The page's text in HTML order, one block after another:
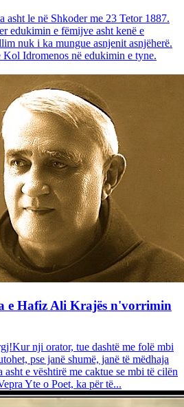
asht le në Shkoder me 23 Tetor 1887.
edukimin e fëmijve asht kenë e
nuk i ka mungue asnjenit asnjëherë.
Kol Idromenos në edukimin e tyne.
e Hafiz Ali Krajës n'vorrimin
nji orator, tue dashtë me folë mbi
pse janë shumë, janë të mëdhaja
asht e vështirë me caktue se mbi të cilën
Yte o Poet, ka për të...